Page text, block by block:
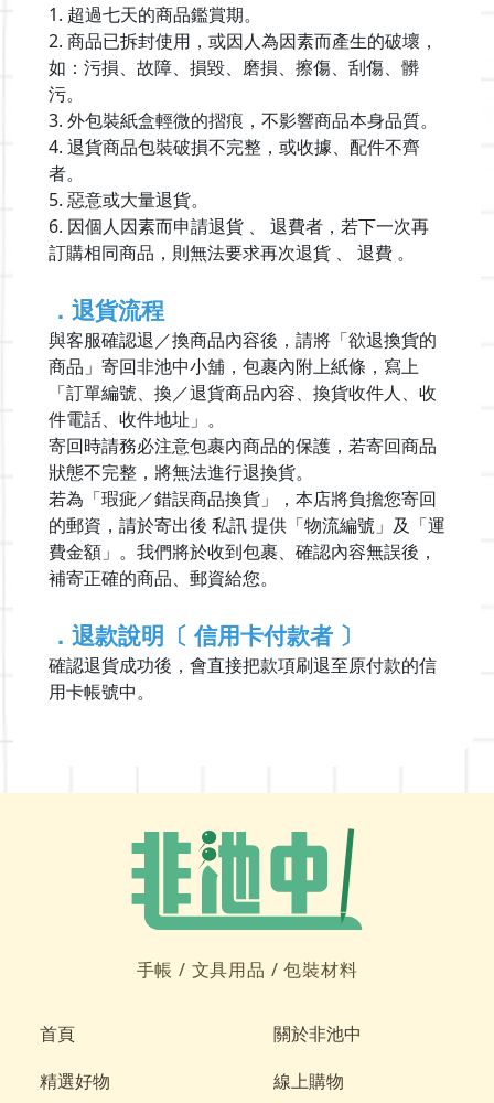
1. 超過七天的商品鑑賞期。
2. 商品已拆封使用，或因人為因素而產生的破壞，
如：污損、故障、損毀、磨損、擦傷、刮傷、髒
污。
3. 外包裝紙盒輕微的摺痕，不影響商品本身品質。
4. 退貨商品包裝破損不完整，或收據、配件不齊
者。
5. 惡意或大量退貨。
6. 因個人因素而申請退貨 、 退費者，若下一次再
訂購相同商品，則無法要求再次退貨 、 退費 。
．退貨流程
與客服確認退／換商品內容後，請將「欲退換貨的
商品」寄回非池中小舖，包裹內附上紙條，寫上
「訂單編號、換／退貨商品內容、換貨收件人、收
件電話、收件地址」。
寄回時請務必注意包裹內商品的保護，若寄回商品
狀態不完整，將無法進行退換貨。
若為「瑕疵／錯誤商品換貨」，本店將負擔您寄回
的郵資，請於寄出後 私訊 提供「物流編號」及「運
費金額」。我們將於收到包裹、確認內容無誤後，
補寄正確的商品、郵資給您。
． 退款說明〔 信用卡付款者 〕
確認退貨成功後，會直接把款項刷退至原付款的信
用卡帳號中。
手帳 / 文具用品 /包裝材料
首頁
關於非池中
精選好物
線上購物